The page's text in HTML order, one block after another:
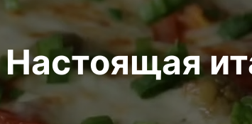
Настоящая